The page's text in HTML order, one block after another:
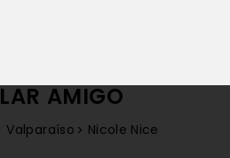
AMIGO
Valparaíso Nicole Nice